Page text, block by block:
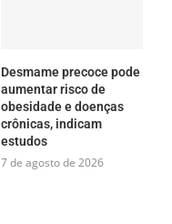
Desmame precoce pode
aumentar risco de
obesidade e doenças
crônicas, indicam
estudos
7 de agosto de 2026